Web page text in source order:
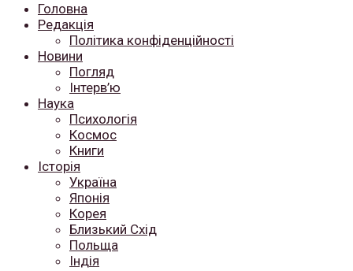
Головна
Редакція
Політика конфіденційності
Новини
Погляд
Інтерв’ю
Наука
Психологія
Космос
Книги
Історія
Україна
Японія
Корея
Близький Схід
Польща
Індія